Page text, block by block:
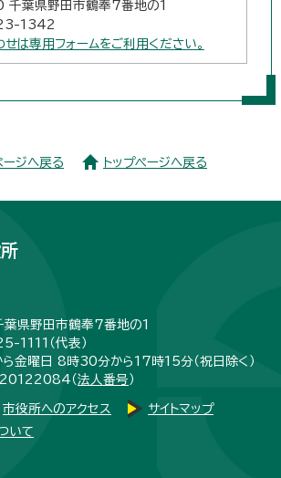
葉県野田市鶴奉7番地の1
1342
は専用フォームをご利用ください。
ジへ戻る トップページへ戻る
野田市鶴奉7番地の1
1111（代表）
ら金曜日 8時30分から17時15分（祝日除く）
（法人番号 ）
市役所へのアクセス
サイトマップ
いて